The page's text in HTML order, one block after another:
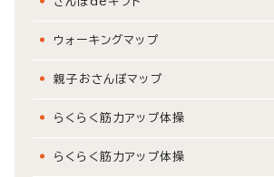
ウォーキングマップ
親子おさんぽマップ
らくらく筋力アップ体操
らくらく筋力アップ体操